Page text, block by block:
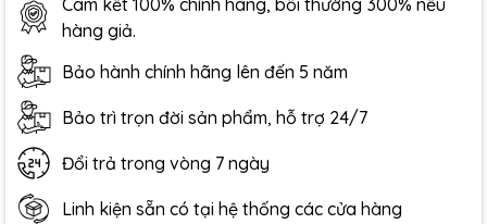
Cam kết 100% chính hãng, bồi thường 300% nếu
hàng giả.
Bảo hành chính hãng lên đến 5 năm
Bảo trì trọn đời sản phẩm, hỗ trợ 24/7
Đổi trả trong vòng 7 ngày
Linh kiện sẵn có tại hệ thống các cửa hàng